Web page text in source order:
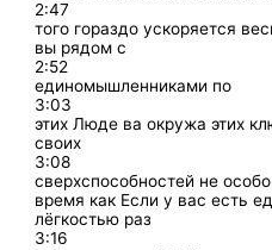
2:47
того гораздо ускоряется
вы рядом с
2:52
единомышленниками по
3:03
этих Люде ва окружа этих
своих
3:08
сверхспособностей не
время как Если у вас есть
лёгкостью раз
3:16